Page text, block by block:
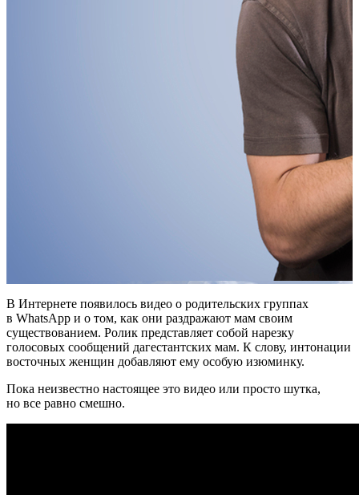
В Интернете появилось видео о родительских группах
в WhatsApp и о том, как они раздражают мам своим
существованием. Ролик представляет собой нарезку
голосовых сообщений дагестантских мам. К слову, интонации
восточных женщин добавляют ему особую изюминку.
Пока неизвестно настоящее это видео или просто шутка,
но все равно смешно.